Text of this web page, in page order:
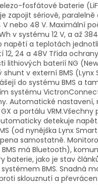
fosfátové baterie
zapojit sériově,
nebo 48 V. Maximální
v systému 12 V, a až
a teplotách
24 a 48V Třída
lithiových baterií NG
v externí BMS (Lynx
do systému BMS a
systému
Automatické
a portálu
detekuje
nynějška Lynx Smart
samostatně.
má Bluetooth),
baterie, jako je stav
BMS. Snadná
sklouznutí a